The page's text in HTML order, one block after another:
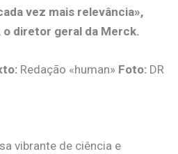
vez mais relevância»,
diretor geral da Merck.
Redação «human» Foto: DR
vibrante de ciência e